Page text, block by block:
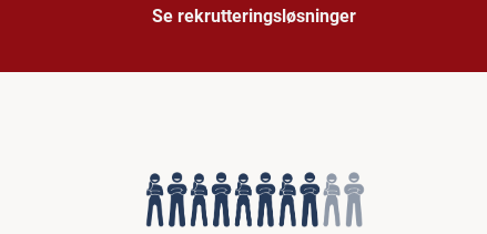
Se rekrutteringsløsninger